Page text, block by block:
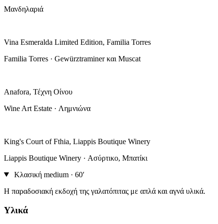
Μανδηλαριά
Vina Esmeralda Limited Edition, Familia Torres
Familia Torres · Gewürztraminer και Muscat
Anafora, Τέχνη Οίνου
Wine Art Estate · Λημνιώνα
King's Court of Fthia, Liappis Boutique Winery
Liappis Boutique Winery · Ασύρτικο, Μπατίκι
Κλασική medium · 60′
Η παραδοσιακή εκδοχή της γαλατόπιτας με απλά και αγνά υλικά.
Υλικά